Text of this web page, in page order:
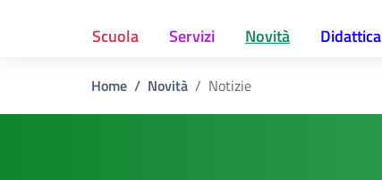
Scuola Servizi Novità Didattica
Home Novità Notizie